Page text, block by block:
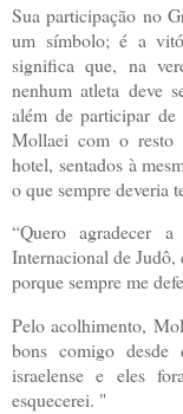
Sua participação no
um símbolo; é a
significa que, na
nenhum atleta deve
além de participar
Mollaei com o resto
hotel, sentados à
o que sempre deveria
“Quero agradecer
Internacional de Judô,
porque sempre me
Pelo acolhimento,
bons comigo
israelense e eles
esquecerei. "